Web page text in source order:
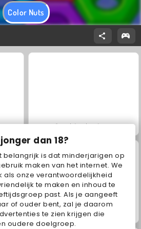
dan 18?
belangrijk is dat minderjarigen op
maken van het internet. We
als onze verantwoordelijkheid
te maken en inhoud te
past. Als je aangeeft
of ouder bent, zal je daarom
te zien krijgen die
oudere doelgroep.
Color Nuts
Jewel Garden Story
Solitaire Social